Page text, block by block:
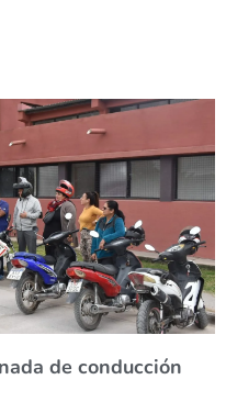
de conducción